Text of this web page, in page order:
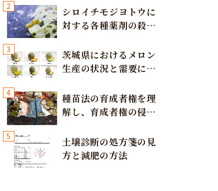
2
シロイチモジヨトウに
対する各種薬剤の殺虫
3
茨城県におけるメロン
生産の状況と需要に応
4
種苗法の育成者権を理
解し、育成者権の侵害
意しましょう！
5
土壌診断の処方箋の見
方と減肥の方法